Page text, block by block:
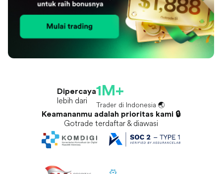
Dipercaya
lebih dari
1M+
Trader di Indonesia 🌏
Keamananmu adalah prioritas kami 🔒
Gotrade terdaftar & diawasi